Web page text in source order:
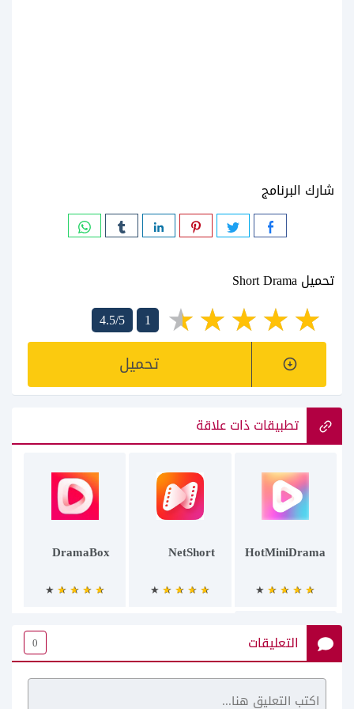
شارك البرنامج
تحميل Short Drama
4.5/5
1
تحميل
تطبيقات ذات علاقة
HotMiniDrama
NetShort
DramaBox
التعليقات 0